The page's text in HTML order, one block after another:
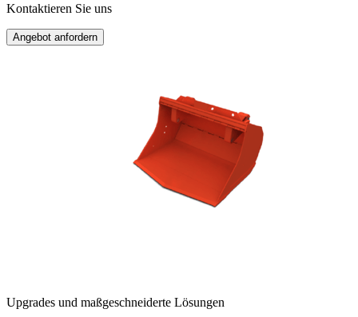
Kontaktieren Sie uns
Angebot anfordern
Upgrades und maßgeschneiderte Lösungen